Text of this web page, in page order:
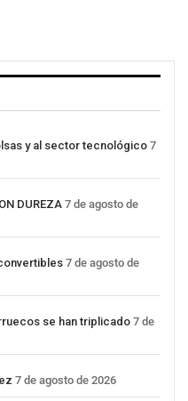
y al sector tecnológico 7
DUREZA 7 de agosto de
7 de agosto de
se han triplicado 7 de
7 de agosto de 2026